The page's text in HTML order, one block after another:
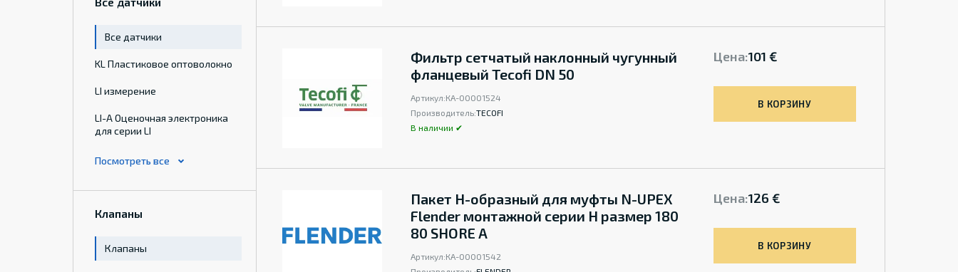
Все датчики
KL Пластиковое оптоволокно
LI измерение
LI-A Оценочная электроника
для серии LI
Клапаны
Клапаны
Фильтр сетчатый наклонный чугунный
фланцевый Tecofi DN 50
Артикул:КА-00001524
Производитель:TECOFI
В наличии ✔
Цена:101 €
В КОРЗИНУ
Пакет Н-образный для муфты N-UPEX
Flender монтажной серии Н размер 180
80 SHORE A
Артикул:КА-00001542
Цена:126 €
В КОРЗИНУ